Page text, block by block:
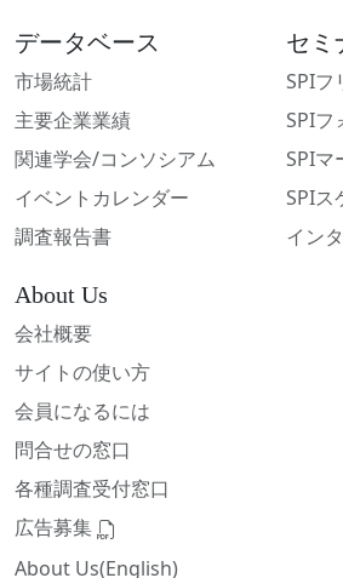
データベース
市場統計
主要企業業績
関連学会/コンソシアム
イベントカレンダー
調査報告書
セミ
SPIフ
SPIフ
SPIマ
SPIス
イン
About Us
会社概要
サイトの使い方
会員になるには
問合せの窓口
各種調査受付窓口
広告募集
About Us(English)